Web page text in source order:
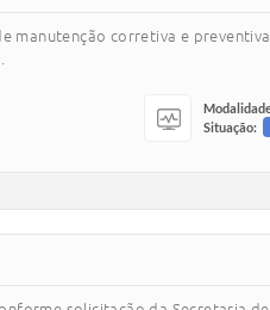
corretiva e
Situação: